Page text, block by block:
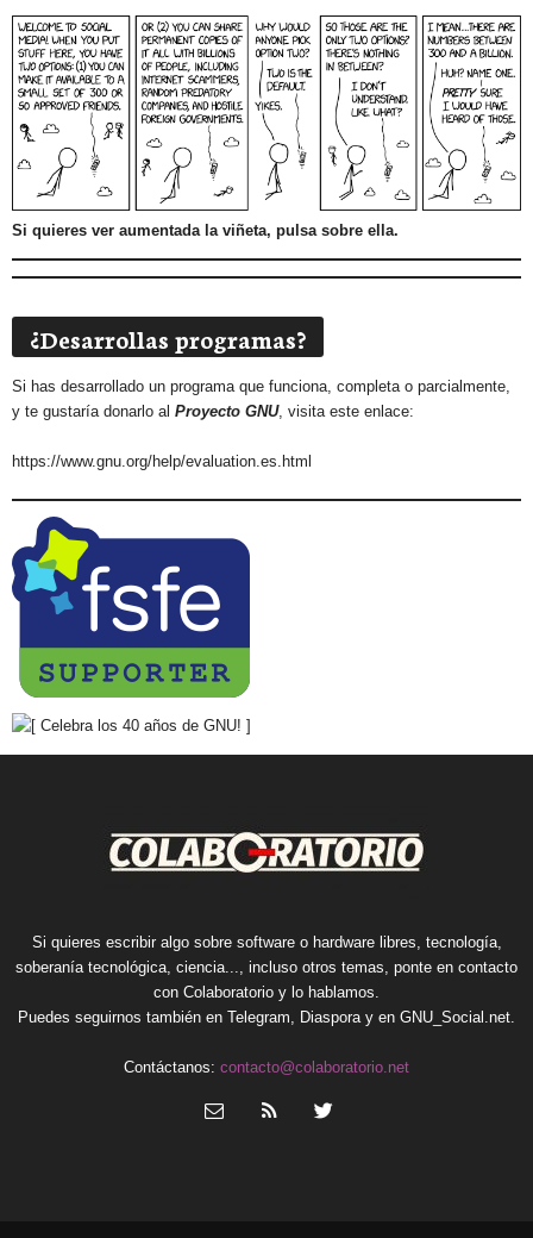
Si quieres ver aumentada la viñeta, pulsa sobre ella.
¿Desarrollas programas?
Si has desarrollado un programa que funciona, completa o parcialmente,
y te gustaría donarlo al Proyecto GNU, visita este enlace:
https://www.gnu.org/help/evaluation.es.html
Si quieres escribir algo sobre software o hardware libres, tecnología,
soberanía tecnológica, ciencia..., incluso otros temas, ponte en contacto
con Colaboratorio y lo hablamos.
Puedes seguirnos también en Telegram Diaspora y en GNU_Social.net
Contáctanos: contacto@colaboratorio.net